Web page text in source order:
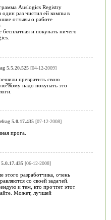
Auslogics Registry
один раз чистил ей компы в
отзывы о работе
и покупать ничего
5.5.20.525[04-12-2009]
превратить свою
надо покупать это
5.0.17.435[07-12-2008]
прога.
[06-12-2008]
этого разработчика, очень
со своей задачей.
и тем, кто прочтет этот
Может, лучшей